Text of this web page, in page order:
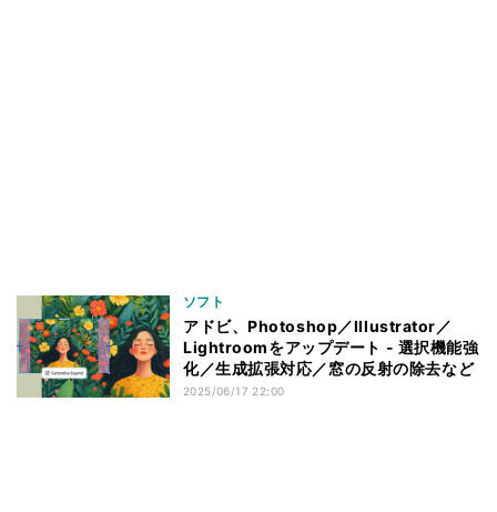
ソフト
アドビ、Photoshop／Illustrator／
Lightroomをアップデート - 選択機能強
化／生成拡張対応／窓の反射の除去など
2025/06/17 22:00